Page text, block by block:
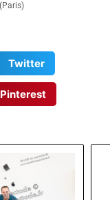
Twitter
Pinterest